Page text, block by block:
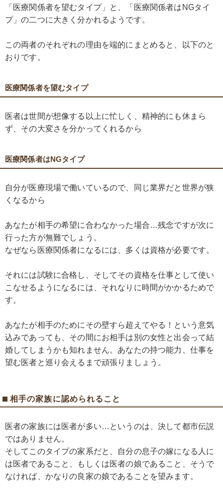
「医療関係者を望むタイプ」と、「医療関係者はNGタイ
プ」の二つに大きく分かれるようです。
この両者のそれぞれの理由を端的にまとめると、以下のと
おりです。
医療関係者を望むタイプ
医者は世間が想像する以上に忙しく、精神的にも休まら
ず、その大変さを分かってくれるから
医療関係者はNGタイプ
自分が医療現場で働いているので、同じ業界だと世界が狭
くなるから
あなたが相手の希望に合わなかった場合…残念ですが次に
行った方が無難でしょう。
なぜなら医療関係者になるには、多くは資格が必要です。
それには試験に合格し、そしてその資格を仕事として使い
こなせるようになるには、それなりに時間がかかるためで
す。
あなたが相手のためにその壁すら超えてやる！という意気
込みであっても、その間にお相手は別の女性と出会って結
婚してしまうかも知れません。あなたの持つ能力、仕事を
望む医者と巡り会えるまで頑張りましょう。
相手の家族に認められること
医者の家族には医者が多い…というのは、決して都市伝説
ではありません。
そしてこのタイプの家系だと、自分の息子の嫁になる人に
は医者であること、もしくは医者の娘であること、そうで
なければ、かなりの良家の娘であることを望みます。